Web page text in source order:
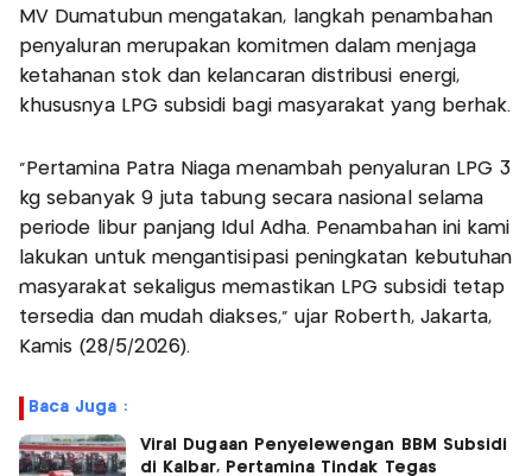
MV Dumatubun mengatakan, langkah penambahan
penyaluran merupakan komitmen dalam menjaga
ketahanan stok dan kelancaran distribusi energi,
khususnya LPG subsidi bagi masyarakat yang berhak.
“Pertamina Patra Niaga menambah penyaluran LPG 3
kg sebanyak 9 juta tabung secara nasional selama
periode libur panjang Idul Adha. Penambahan ini kami
lakukan untuk mengantisipasi peningkatan kebutuhan
masyarakat sekaligus memastikan LPG subsidi tetap
tersedia dan mudah diakses,” ujar Roberth, Jakarta,
Kamis (28/5/2026).
Baca Juga :
Viral Dugaan Penyelewengan BBM Subsidi
di Kalbar, Pertamina Tindak Tegas